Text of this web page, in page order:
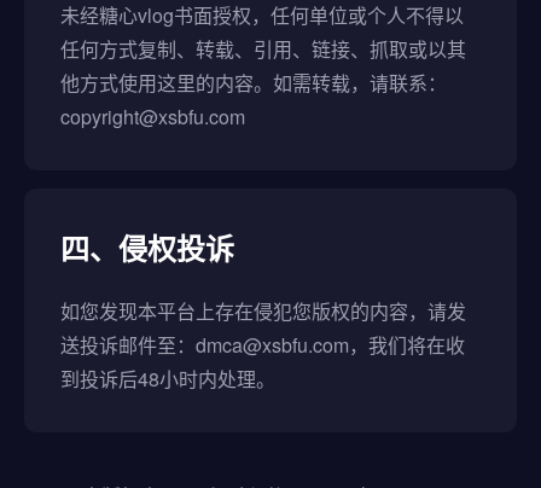
未经糖心vlog书面授权，任何单位或个人不得以
任何方式复制、转载、引用、链接、抓取或以其
他方式使用这里的内容。如需转载，请联系：
copyright@xsbfu.com
四、侵权投诉
如您发现本平台上存在侵犯您版权的内容，请发
送投诉邮件至：dmca@xsbfu.com，我们将在收
到投诉后48小时内处理。